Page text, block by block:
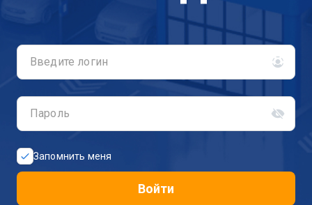
Введите логин
Пароль
Запомнить меня
Войти